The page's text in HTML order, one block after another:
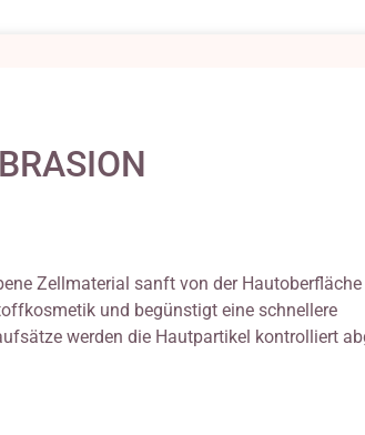
Zellmaterial sanft von der Hautoberfläche
und begünstigt eine schnellere
werden die Hautpartikel kontrolliert